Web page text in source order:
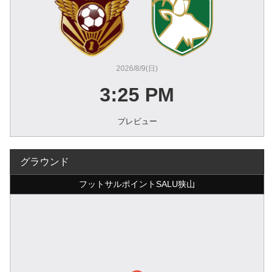
2026/8/9(日)
3:25 PM
プレビュー
グラウンド
フットサルポイントSALU狭山